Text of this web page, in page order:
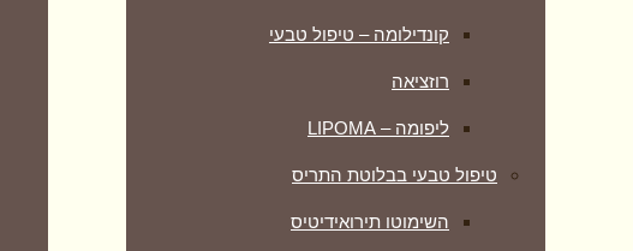
קונדילומה – טיפול טבעי
רוזציאה
ליפומה – LIPOMA
טיפול טבעי בבלוטת התריס
השימוטו תירואידיטיס